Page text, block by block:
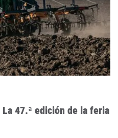
47.ª edición de la feria